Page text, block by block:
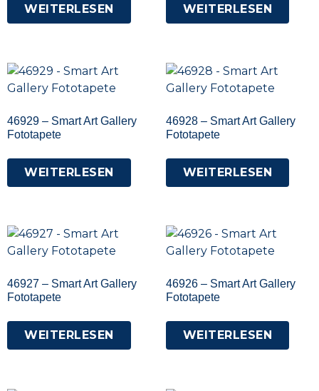
WEITERLESEN WEITERLESEN
46929 – Smart Art Gallery
Fototapete
WEITERLESEN
46928 – Smart Art Gallery
Fototapete
WEITERLESEN
46927 – Smart Art Gallery
Fototapete
WEITERLESEN
46926 – Smart Art Gallery
Fototapete
WEITERLESEN